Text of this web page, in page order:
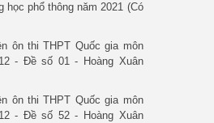
học phổ thông năm 2021 (Có
ôn thi THPT Quốc gia môn
- Đề số 01 - Hoàng Xuân
ôn thi THPT Quốc gia môn
- Đề số 52 - Hoàng Xuân